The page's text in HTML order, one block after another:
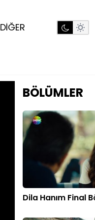
DİĞER
BÖLÜMLER
Dila Hanım Final